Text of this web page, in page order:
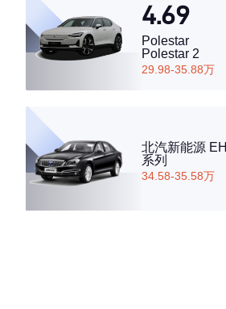
·外观表现较为优秀，优于52%同级车
·内饰表现较为优秀，优于76%同级车
·空间表现一般，低于57%同级车
4.69
Polestar
Polestar 2
29.98-35.88万
北汽新能源 EH
系列
34.58-35.58万